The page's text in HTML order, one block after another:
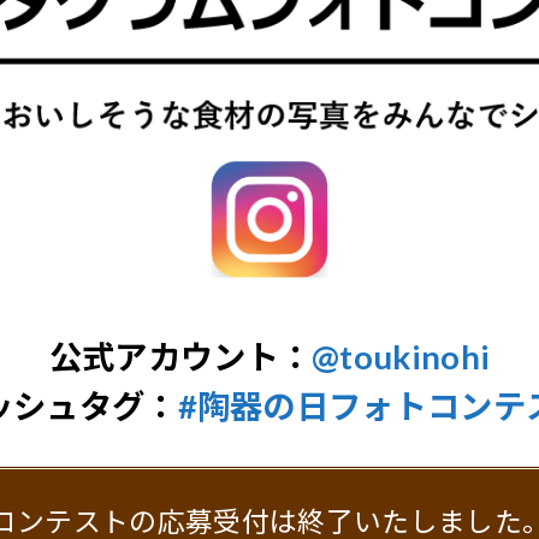
公式アカウント： @toukinohi
シュタグ： #陶器の日フォトコンテ
ンテストの応募受付は終了いたしました